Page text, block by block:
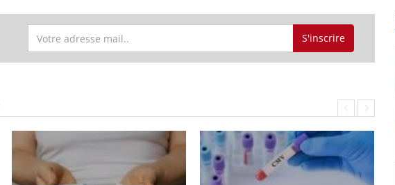
S'inscrire